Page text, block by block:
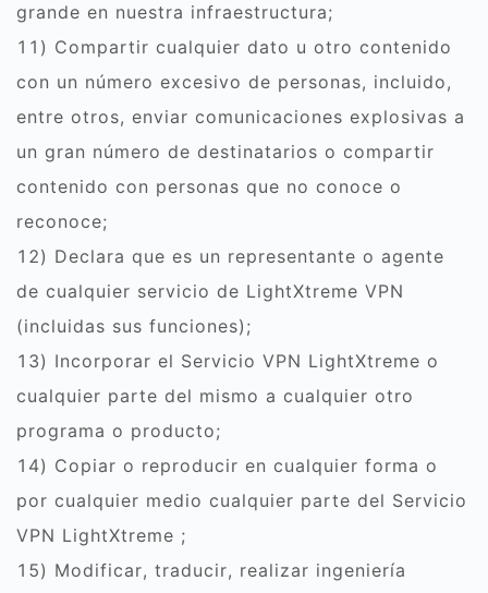
grande en nuestra infraestructura;
11) Compartir cualquier dato u otro contenido
con un número excesivo de personas, incluido,
entre otros, enviar comunicaciones explosivas a
un gran número de destinatarios o compartir
contenido con personas que no conoce o
reconoce;
12) Declara que es un representante o agente
de cualquier servicio de LightXtreme VPN
(incluidas sus funciones);
13) Incorporar el Servicio VPN LightXtreme o
cualquier parte del mismo a cualquier otro
programa o producto;
14) Copiar o reproducir en cualquier forma o
por cualquier medio cualquier parte del Servicio
VPN LightXtreme ;
15) Modificar, traducir, realizar ingeniería